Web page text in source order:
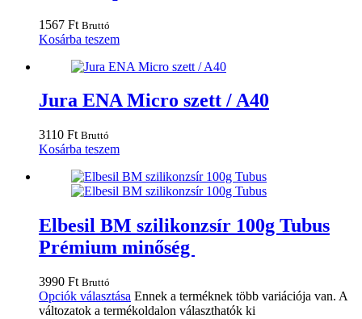
1567 Ft Bruttó
Kosárba teszem
Jura ENA Micro szett / A40
3110 Ft Bruttó
Kosárba teszem
Elbesil BM szilikonzsír 100g Tubus
Prémium minőség
3990 Ft Bruttó
Opciók választása Ennek a terméknek több variációja van. A
változatok a termékoldalon választhatók ki